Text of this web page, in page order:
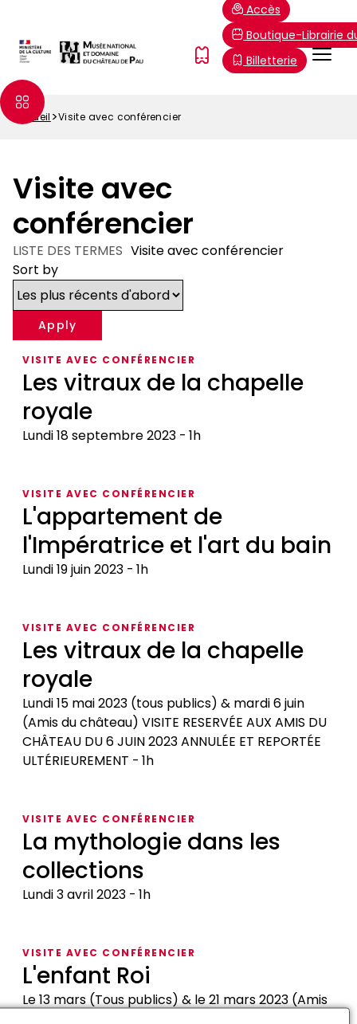
contenu
principal
Menu
FR
Accès
Boutique-Librairie
Billetterie
Fil
Accueil Visite avec conférencier
Visite avec
conférencier
LISTE DES TERMES Visite avec conférencier
Sort by
Les vitraux de la chapelle
royale
Lundi 18 septembre 2023 1h
VISITE AVEC CONFÉRENCIER
de
chapelle
royale
L'appartement de
l'Impératrice et l'art du bain
Lundi 19 juin 2023 1h
VISITE AVEC CONFÉRENCIER
l'Impératrice
et
l'art
du
bain
Les vitraux de la chapelle
royale
Lundi 15 mai 2023 (tous publics) & mardi 6 juin
(Amis du château) VISITE RESERVÉE AUX AMIS DU
CHÂTEAU DU 6 JUIN 2023 ANNULÉE ET REPORTÉE
ULTÉRIEUREMENT
1h
VISITE AVEC CONFÉRENCIER
de
chapelle
royale
La mythologie dans les
collections
Lundi 3 avril 2023 1h
VISITE AVEC CONFÉRENCIER
dans
les
collections
L'enfant Roi
Le 13 mars (Tous publics) & le 21 mars 2023 (Amis
VISITE AVEC CONFÉRENCIER